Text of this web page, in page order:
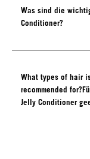
Was sind die
Conditioner?
What types of hair
recommended
Jelly Conditioner